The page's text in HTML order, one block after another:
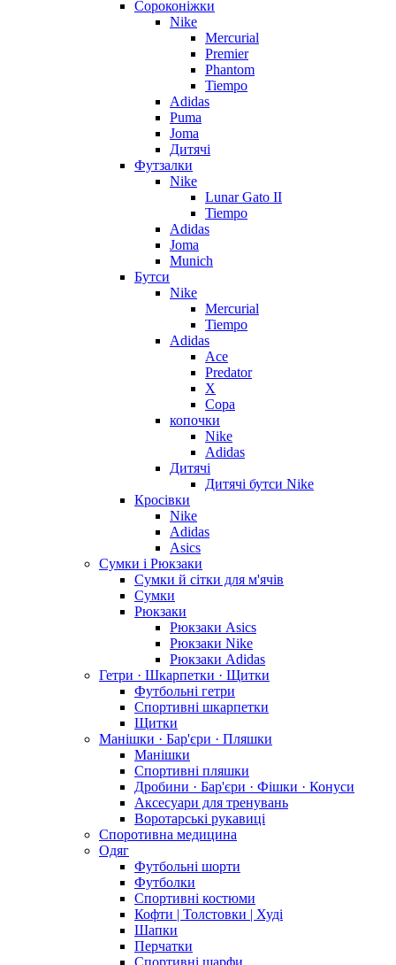
Сороконіжки
Nike
Mercurial
Premier
Phantom
Tiempo
Adidas
Puma
Joma
Дитячі
Футзалки
Nike
Lunar Gato II
Tiempo
Adidas
Joma
Munich
Бутси
Nike
Mercurial
Tiempo
Adidas
Ace
Predator
X
Copa
копочки
Nike
Adidas
Дитячі
Дитячі бутси Nike
Кросівки
Nike
Adidas
Asics
Сумки і Рюкзаки
Сумки й сітки для м'ячів
Сумки
Рюкзаки
Рюкзаки Asics
Рюкзаки Nike
Рюкзаки Adidas
Гетри · Шкарпетки · Щитки
Футбольні гетри
Спортивні шкарпетки
Щитки
Манішки · Бар'єри · Пляшки
Манішки
Спортивні пляшки
Дробини · Бар'єри · Фішки · Конуси
Аксесуари для тренувань
Воротарські рукавиці
Споротивна медицина
Одяг
Футбольні шорти
Футболки
Спортивні костюми
Кофти | Толстовки | Худі
Шапки
Перчатки